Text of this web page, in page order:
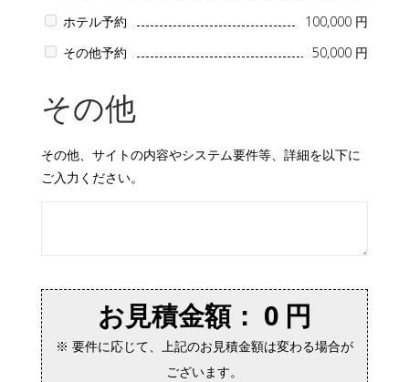
ホテル予約
100,000 円
その他予約
50,000 円
その他
その他、サイトの内容やシステム要件等、詳細を以下に
ご入力ください。
お見積金額： 0 円
※ 要件に応じて、上記のお見積金額は変わる場合が
ございます。